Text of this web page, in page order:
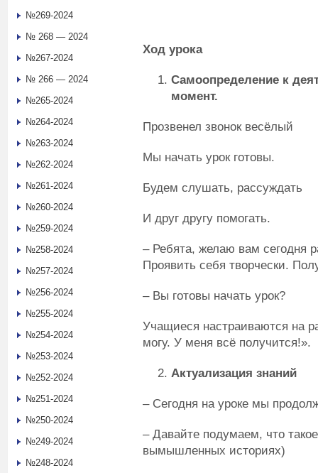
Ход урока
Самоопределение к
момент.
Прозвенел звонок весёлый
Мы начать урок готовы.
Будем слушать, рассуждать
И друг другу помогать.
– Ребята, желаю вам сегодня
Проявить себя творчески.
– Вы готовы начать урок?
Учащиеся настраиваются на
могу. У меня всё получится!».
Актуализация знаний
– Сегодня на уроке мы
– Давайте подумаем, что
вымышленных историях)
№269-2024
№ 268 — 2024
№267-2024
№ 266 — 2024
№265-2024
№264-2024
№263-2024
№262-2024
№261-2024
№260-2024
№259-2024
№258-2024
№257-2024
№256-2024
№255-2024
№254-2024
№253-2024
№252-2024
№251-2024
№250-2024
№249-2024
№248-2024